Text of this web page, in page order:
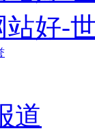
站好-
道